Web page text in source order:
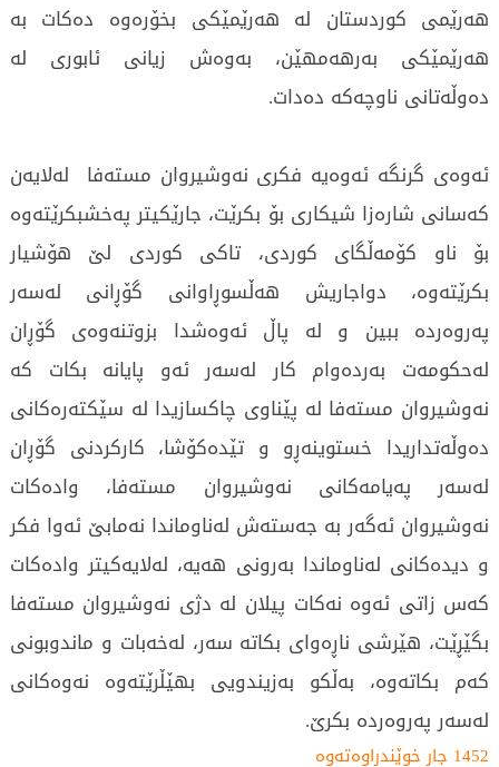
هەرێمی کوردستان لە هەرێمێکی بخۆرەوە دەکات بە
هەرێمێکی بەرهەمهێن، بەوەش زیانی ئابوری لە
دەوڵەتانی ناوچەکە دەدات.
ئەوەی گرنگە ئەوەیە فکری نەوشیروان مستەفا لەلایەن
کەسانی شارەزا شیکاری بۆ بکرێت، جارێکیتر پەخشبکرێتەوە
بۆ ناو کۆمەڵگای کوردی، تاکی کوردی لێ هۆشیار
بکرێتەوە، دواجاریش هەڵسوڕاوانی گۆڕانی لەسەر
پەروەردە ببین و لە پاڵ ئەوەشدا بزوتنەوەی گۆڕان
لەحکومەت بەردەوام کار لەسەر ئەو پایانە بکات کە
نەوشیروان مستەفا لە پێناوی چاکسازیدا لە سێکتەرەکانی
دەوڵەتداریدا خستوینەڕو و تێدەکۆشا، کارکردنی گۆڕان
لەسەر پەیامەکانی نەوشیروان مستەفا، وادەکات
نەوشیروان ئەگەر بە جەستەش لەناوماندا نەمابێ ئەوا فکر
و دیدەکانی لەناوماندا بەرونی هەیە، لەلایەکیتر وادەکات
کەس زاتی ئەوە نەکات پیلان لە دژی نەوشیروان مستەفا
بگێڕێت، هێرشی ناڕەوای بکاتە سەر، لەخەبات و ماندوبونی
کەم بکاتەوە، بەڵکو بەزیندویی بهێڵرێتەوە نەوەکانی
لەسەر پەروەردە بکرێ.
1452 جار خوێندراوەتەوە